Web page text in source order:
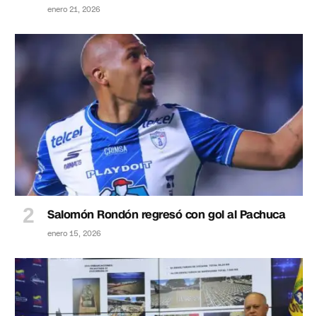
enero 21, 2026
Salomón Rondón regresó con gol al Pachuca
enero 15, 2026